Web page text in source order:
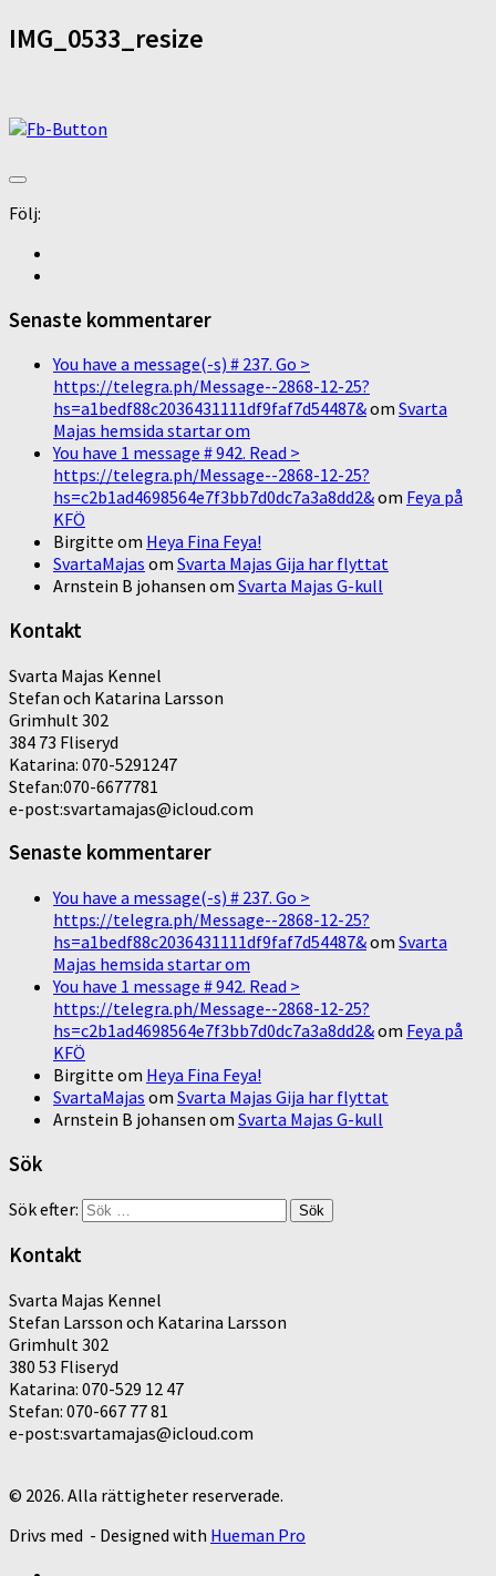
IMG_0533_resize
Följ:
Senaste kommentarer
You have a message(-s) # 237. Go >
https://telegra.ph/Message--2868-12-25?
hs=a1bedf88c2036431111df9faf7d54487&om Svarta
Majas hemsida startar om
You have 1 message # 942. Read >
https://telegra.ph/Message--2868-12-25?
hs=c2b1ad4698564e7f3bb7d0dc7a3a8dd2&om Feya på
KFÖ
Birgitte om Heya Fina Feya!
SvartaMajas om Svarta Majas Gija har flyttat
Arnstein B johansen om Svarta Majas G-kull
Kontakt
Svarta Majas Kennel
Stefan och Katarina Larsson
Grimhult 302
384 73 Fliseryd
Katarina: 070-5291247
Stefan:070-6677781
e-post:svartamajas@icloud.com
Senaste kommentarer
You have a message(-s) # 237. Go >
https://telegra.ph/Message--2868-12-25?
hs=a1bedf88c2036431111df9faf7d54487&om Svarta
Majas hemsida startar om
You have 1 message # 942. Read >
https://telegra.ph/Message--2868-12-25?
hs=c2b1ad4698564e7f3bb7d0dc7a3a8dd2&om Feya på
KFÖ
Birgitte om Heya Fina Feya!
SvartaMajas om Svarta Majas Gija har flyttat
Arnstein B johansen om Svarta Majas G-kull
Sök
Sök efter:
Kontakt
Svarta Majas Kennel
Stefan Larsson och Katarina Larsson
Grimhult 302
380 53 Fliseryd
Katarina: 070-529 12 47
Stefan: 070-667 77 81
e-post:svartamajas@icloud.com
© 2026. Alla rättigheter reserverade.
Drivs med - Designed with Hueman Pro